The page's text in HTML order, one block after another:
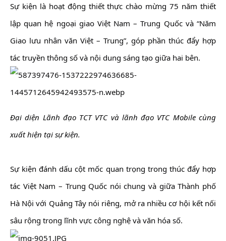
Sự kiện là hoạt động thiết thực chào mừng 75 năm thiết
lập quan hệ ngoại giao Việt Nam – Trung Quốc và “Năm
Giao lưu nhân văn Việt – Trung”, góp phần thúc đẩy hợp
tác truyền thông số và nội dung sáng tạo giữa hai bên.
Đại diện Lãnh đạo TCT VTC và lãnh đạo VTC Mobile cùng
xuất hiện tại sự kiện.
Sự kiện đánh dấu cột mốc quan trọng trong thúc đẩy hợp
tác Việt Nam – Trung Quốc nói chung và giữa Thành phố
Hà Nội với Quảng Tây nói riêng, mở ra nhiều cơ hội kết nối
sâu rộng trong lĩnh vực công nghệ và văn hóa số.